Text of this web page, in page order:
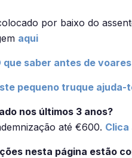
por baixo do
aqui
saber antes de
pequeno truque
nos últimos 3 anos?
até €600. Clica
nesta página estão